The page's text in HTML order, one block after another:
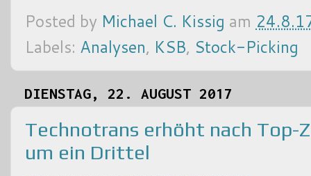
Posted by Michael C. Kissig am
Labels: Analysen, KSB, Stock-Picking
DIENSTAG, 22. AUGUST 2017
Technotrans erhöht nach Top-
um ein Drittel